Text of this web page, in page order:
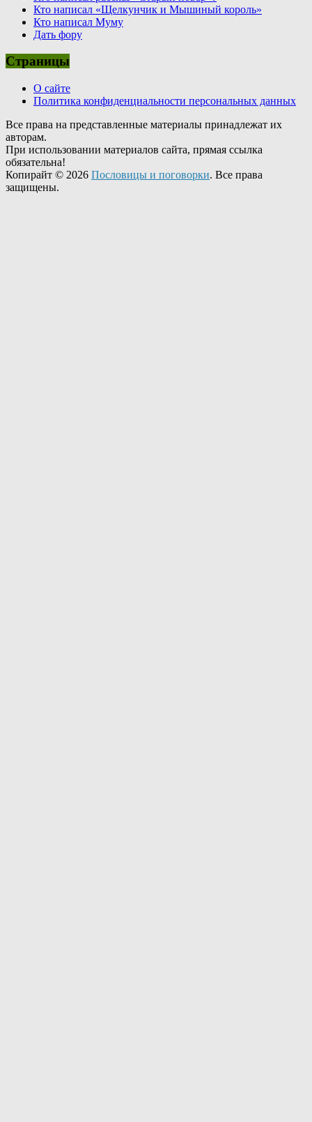
Кто написал «Щелкунчик и Мышиный король»
Кто написал Муму
Дать фору
Страницы
О сайте
Политика конфиденциальности персональных данных
Все права на представленные материалы принадлежат их
авторам.
При использовании материалов сайта, прямая ссылка
обязательна!
Копирайт © 2026 Пословицы и поговорки. Все права
защищены.